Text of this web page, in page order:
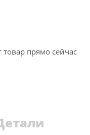
товар прямо сейчас